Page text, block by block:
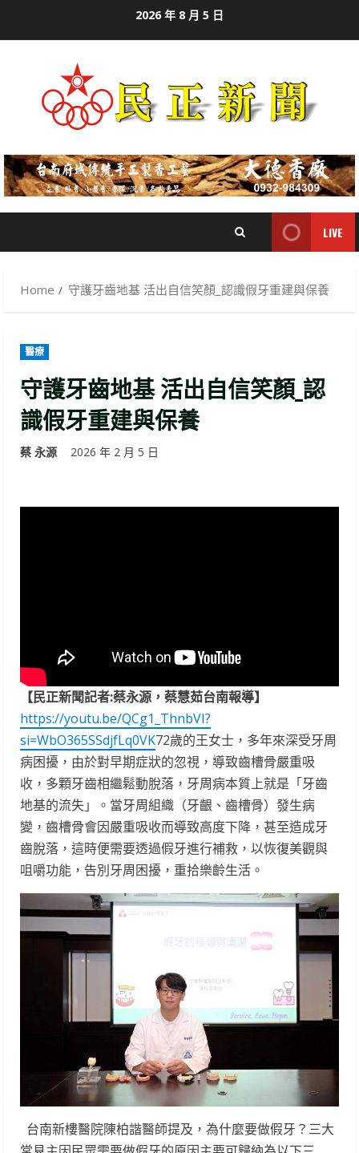
2026 年 8 月 5 日
LIVE
Home 守護牙齒地基 活出自信笑顏_認識假牙重建與保養
醫療
守護牙齒地基 活出自信笑顏_認
識假牙重建與保養
蔡 永源 2026 年 2 月 5 日
【民正新聞記者:蔡永源，蔡慧茹台南報導】
https://youtu.be/QCg1_ThnbVI?
si=WbO365SSdjfLq0VK72歲的王女士，多年來深受牙周
病困擾，由於對早期症狀的忽視，導致齒槽骨嚴重吸
收，多顆牙齒相繼鬆動脫落，牙周病本質上就是「牙齒
地基的流失」。當牙周組織（牙齦、齒槽骨）發生病
變，齒槽骨會因嚴重吸收而導致高度下降，甚至造成牙
齒脫落，這時便需要透過假牙進行補救，以恢復美觀與
咀嚼功能，告別牙周困擾，重拾樂齡生活。
台南新樓醫院陳柏諧醫師提及，為什麼要做假牙？三大